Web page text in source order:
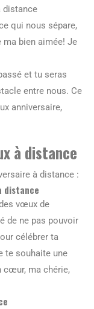
distance
qui nous sépare,
ma bien aimée! Je
et tu seras
entre nous. Ce
anniversaire,
à distance
à distance :
distance
vœux de
de ne pas pouvoir
célébrer ta
te souhaite une
cœur, ma chérie,